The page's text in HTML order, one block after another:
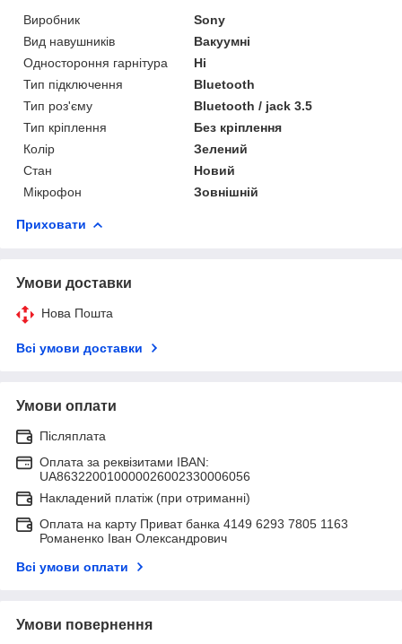
Виробник
Sony
Вид навушників
Вакуумні
Одностороння гарнітура
Ні
Тип підключення
Bluetooth
Тип роз'єму
Bluetooth / jack 3.5
Тип кріплення
Без кріплення
Колір
Зелений
Стан
Новий
Мікрофон
Зовнішній
Приховати
Умови доставки
Нова Пошта
Всі умови доставки
Умови оплати
Післяплата
Оплата за реквізитами IBAN:
UA863220010000026002330006056
Накладений платіж (при отриманні)
Оплата на карту Приват банка 4149 6293 7805 1163
Романенко Іван Олександрович
Всі умови оплати
Умови повернення